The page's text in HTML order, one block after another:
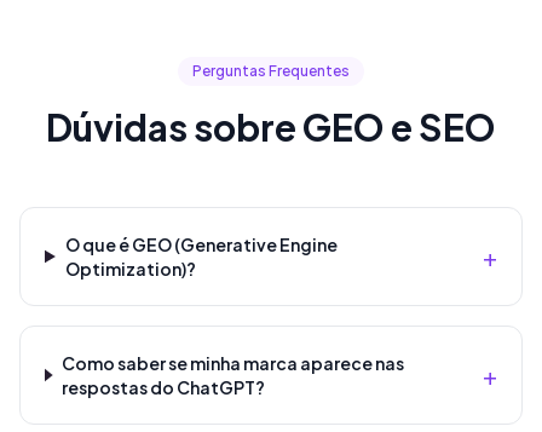
Perguntas Frequentes
Dúvidas sobre GEO e SEO
O que é GEO (Generative Engine
Optimization)?
+
Como saber se minha marca aparece nas
respostas do ChatGPT?
+